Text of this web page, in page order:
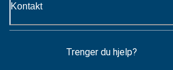
Kontakt
Trenger du hjelp?